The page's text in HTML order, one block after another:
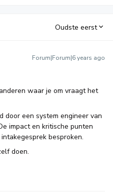
Oudste eerst
Forum|Forum|6 years ago
waar je om vraagt het
door een system engineer van
impact en kritische punten
besproken.
doen.